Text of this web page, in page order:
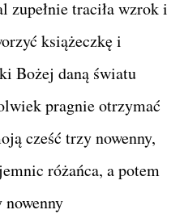
traciła wzrok i
książeczkę i
Bożej daną światu
pragnie otrzymać
cześć trzy nowenny,
różańca, a potem